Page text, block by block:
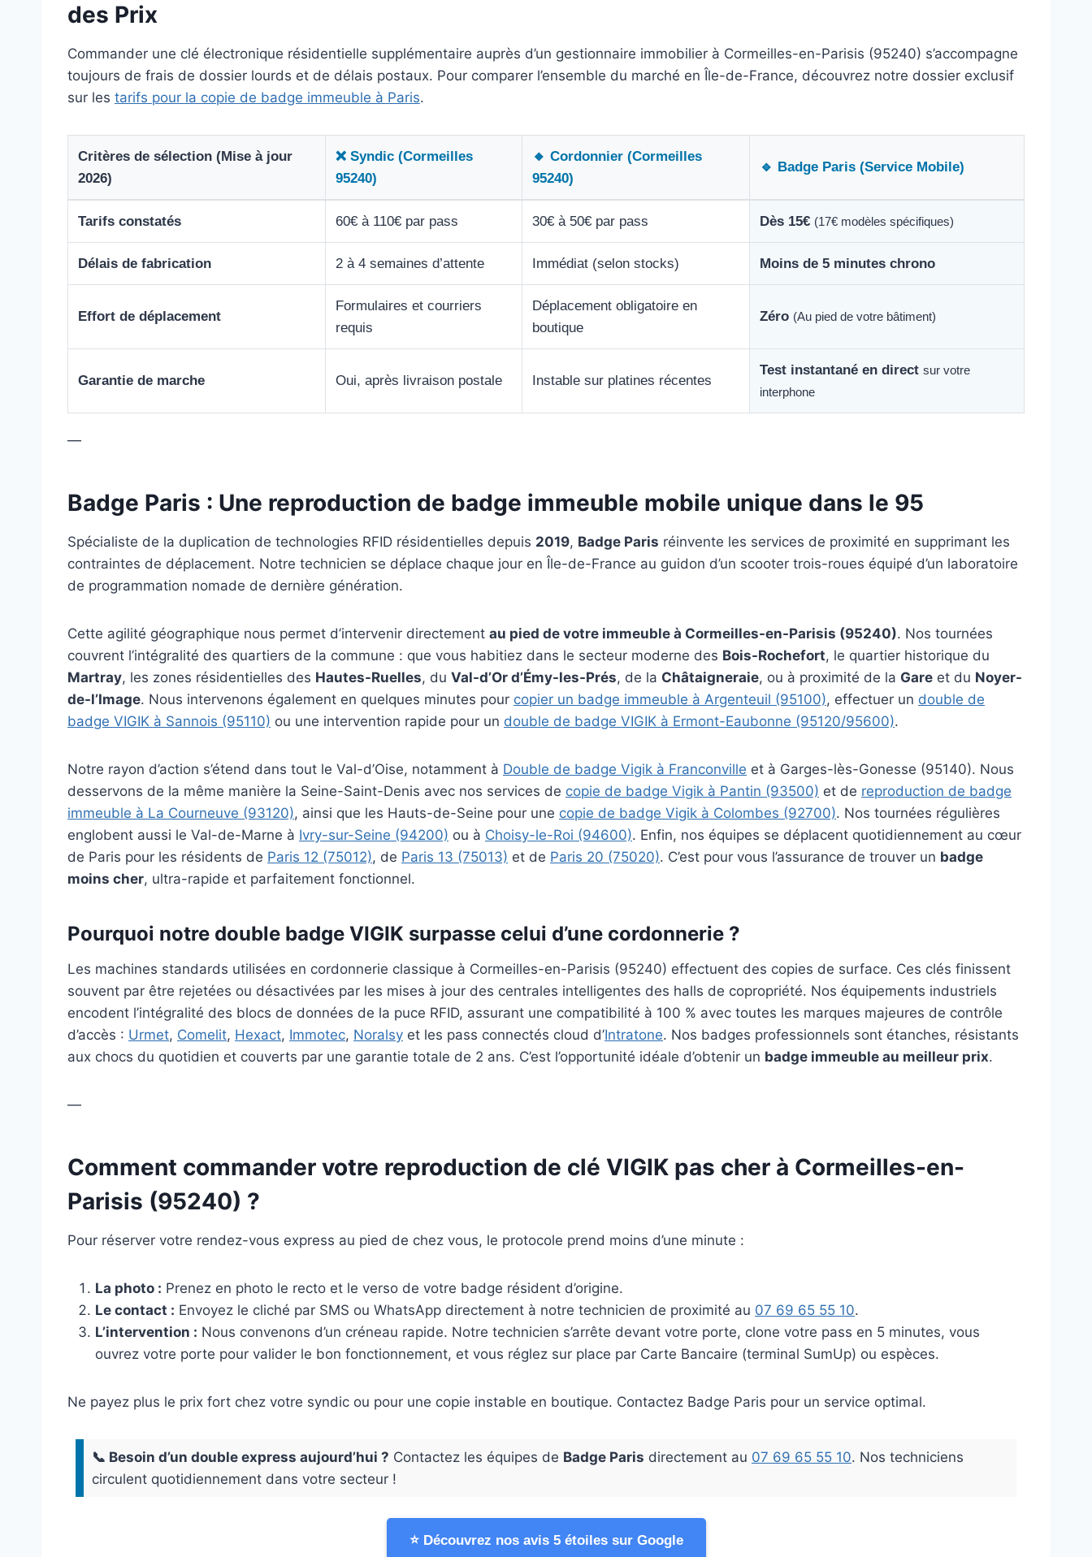
des Prix
Commander une clé électronique résidentielle supplémentaire auprès d’un gestionnaire immobilier à Cormeilles-en-Parisis (95240) s’accompagne
toujours de frais de dossier lourds et de délais postaux. Pour comparer l’ensemble du marché en Île-de-France, découvrez notre dossier exclusif
sur les tarifs pour la copie de badge immeuble à Paris.
Critères de sélection (Mise à jour
2026)
❌ Syndic (Cormeilles
95240)
🔸 Cordonnier (Cormeilles
95240)
🔹 Badge Paris (Service Mobile)
Tarifs constatés 60€ à 110€ par pass 30€ à 50€ par pass Dès 15€ (17€ modèles spécifiques)
Délais de fabrication 2 à 4 semaines d’attente Immédiat (selon stocks) Moins de 5 minutes chrono
Effort de déplacement
Formulaires et courriers
requis
Déplacement obligatoire en
boutique
Zéro (Au pied de votre bâtiment)
Garantie de marche Oui, après livraison postale Instable sur platines récentes
Test instantané en direct sur votre
interphone
—
Badge Paris : Une reproduction de badge immeuble mobile unique dans le 95
Spécialiste de la duplication de technologies RFID résidentielles depuis 2019, Badge Paris réinvente les services de proximité en supprimant les
contraintes de déplacement. Notre technicien se déplace chaque jour en Île-de-France au guidon d’un scooter trois-roues équipé d’un laboratoire
de programmation nomade de dernière génération.
Cette agilité géographique nous permet d’intervenir directement au pied de votre immeuble à Cormeilles-en-Parisis (95240). Nos tournées
couvrent l’intégralité des quartiers de la commune : que vous habitiez dans le secteur moderne des Bois-Rochefort, le quartier historique du
Martray, les zones résidentielles des Hautes-Ruelles, du Val-d’Or d’Émy-les-Prés, de la Châtaigneraie, ou à proximité de la Gare et du Noyer-
de-l’Image. Nous intervenons également en quelques minutes pour copier un badge immeuble à Argenteuil (95100), effectuer un double de
badge VIGIK à Sannois (95110) ou une intervention rapide pour un double de badge VIGIK à Ermont-Eaubonne (95120/95600).
Notre rayon d’action s’étend dans tout le Val-d’Oise, notamment à Double de badge Vigik à Franconville et à Garges-lès-Gonesse (95140). Nous
desservons de la même manière la Seine-Saint-Denis avec nos services de copie de badge Vigik à Pantin (93500) et de reproduction de badge
immeuble à La Courneuve (93120), ainsi que les Hauts-de-Seine pour une copie de badge Vigik à Colombes (92700). Nos tournées régulières
englobent aussi le Val-de-Marne à Ivry-sur-Seine (94200) ou à Choisy-le-Roi (94600). Enfin, nos équipes se déplacent quotidiennement au cœur
de Paris pour les résidents de Paris 12 (75012), de Paris 13 (75013) et de Paris 20 (75020). C’est pour vous l’assurance de trouver un badge
moins cher, ultra-rapide et parfaitement fonctionnel.
Pourquoi notre double badge VIGIK surpasse celui d’une cordonnerie ?
Les machines standards utilisées en cordonnerie classique à Cormeilles-en-Parisis (95240) effectuent des copies de surface. Ces clés finissent
souvent par être rejetées ou désactivées par les mises à jour des centrales intelligentes des halls de copropriété. Nos équipements industriels
encodent l’intégralité des blocs de données de la puce RFID, assurant une compatibilité à 100 % avec toutes les marques majeures de contrôle
d’accès : Urmet, Comelit, Hexact, Immotec, Noralsy et les pass connectés cloud d’Intratone. Nos badges professionnels sont étanches, résistants
aux chocs du quotidien et couverts par une garantie totale de 2 ans. C’est l’opportunité idéale d’obtenir un badge immeuble au meilleur prix.
—
Comment commander votre reproduction de clé VIGIK pas cher à Cormeilles-en-
Parisis (95240) ?
Pour réserver votre rendez-vous express au pied de chez vous, le protocole prend moins d’une minute :
La photo : Prenez en photo le recto et le verso de votre badge résident d’origine.
Le contact : Envoyez le cliché par SMS ou WhatsApp directement à notre technicien de proximité au 07 69 65 55 10.
L’intervention : Nous convenons d’un créneau rapide. Notre technicien s’arrête devant votre porte, clone votre pass en 5 minutes, vous
ouvrez votre porte pour valider le bon fonctionnement, et vous réglez sur place par Carte Bancaire (terminal SumUp) ou espèces.
Ne payez plus le prix fort chez votre syndic ou pour une copie instable en boutique. Contactez Badge Paris pour un service optimal.
📞 Besoin d’un double express aujourd’hui ? Contactez les équipes de Badge Paris directement au 07 69 65 55 10. Nos techniciens
circulent quotidiennement dans votre secteur !
⭐ Découvrez nos avis 5 étoiles sur Google